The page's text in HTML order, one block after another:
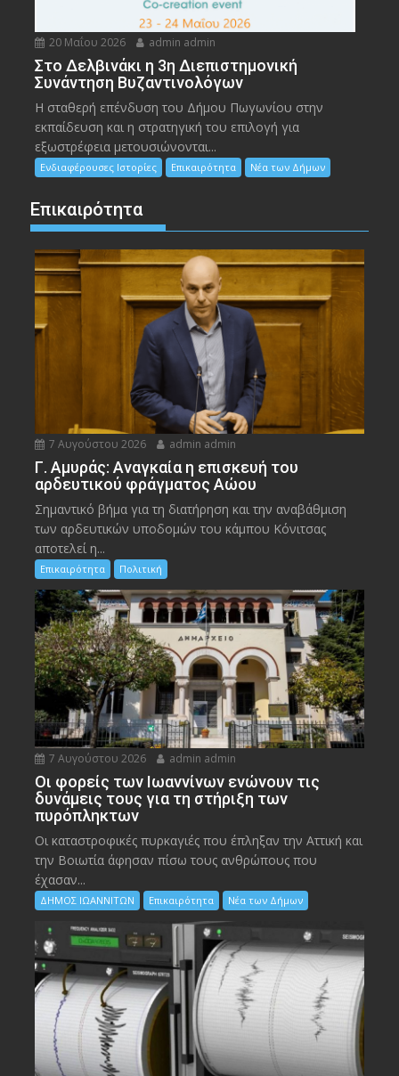
20 Μαΐου 2026 admin admin
Στο Δελβινάκι η 3η Διεπιστημονική
Συνάντηση Βυζαντινολόγων
Η σταθερή επένδυση του Δήμου Πωγωνίου στην
εκπαίδευση και η στρατηγική του επιλογή για
εξωστρέφεια μετουσιώνονται...
Ενδιαφέρουσες Ιστορίες Επικαιρότητα Νέα των Δήμων
Επικαιρότητα
7 Αυγούστου 2026 admin admin
Γ. Αμυράς: Αναγκαία η επισκευή του
αρδευτικού φράγματος Αώου
Σημαντικό βήμα για τη διατήρηση και την αναβάθμιση
των αρδευτικών υποδομών του κάμπου Κόνιτσας
αποτελεί η...
Επικαιρότητα Πολιτική
7 Αυγούστου 2026 admin admin
Οι φορείς των Ιωαννίνων ενώνουν τις
δυνάμεις τους για τη στήριξη των
πυρόπληκτων
Οι καταστροφικές πυρκαγιές που έπληξαν την Αττική και
την Bοιωτία άφησαν πίσω τους ανθρώπους που
έχασαν...
ΔΗΜΟΣ ΙΩΑΝΝΙΤΩΝ Επικαιρότητα Νέα των Δήμων